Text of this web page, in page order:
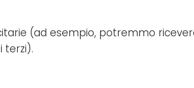
(ad esempio, potremmo
terzi).